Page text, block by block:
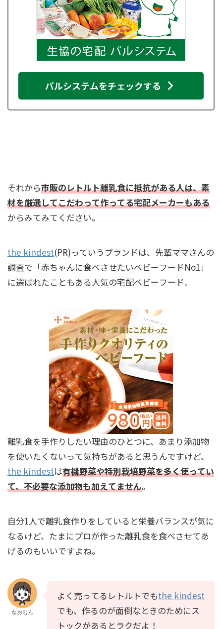
パルシステムをチェックする
それから市販のレトルト離乳食に抵抗がある人は、素
材を厳選してこだわって作ってる宅配メーカーもある
からみてみてください。
the kindest(PR)っていうブランドは、先輩ママさんの
調査で「赤ちゃんに食べさせたいベビーフードNo1」
に選ばれたこともある人気の宅配ベビーフード。
離乳食を手作りしたい理由のひとつに、あまり添加物
を使いたくないって気持ちがあると思うんですけど、
the kindestは有機野菜や特別栽培野菜を多く使ってい
て、不必要な添加物も加えてません。
自分1人で離乳食作りをしていると栄養バランスが気に
なるけど、たまにプロが作った離乳食を食べさせてあ
げるのもいいですよね。
なおむん
よく売ってるレトルトでもthe kindest
でも、作るのが面倒なときのためにス
トックがあるとラクだよ！